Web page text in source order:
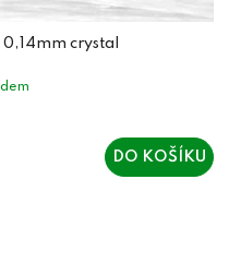
crystal
DO KOŠÍKU